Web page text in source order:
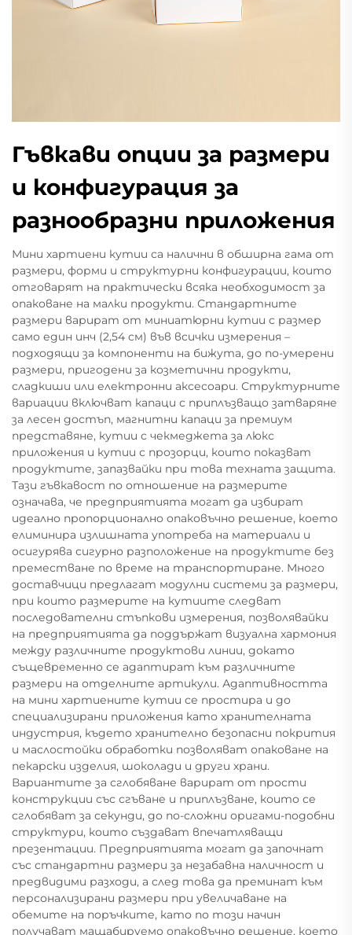
Гъвкави опции за размери
и конфигурация за
разнообразни приложения
Мини хартиени кутии са налични в обширна гама от
размери, форми и структурни конфигурации, които
отговарят на практически всяка необходимост за
опаковане на малки продукти. Стандартните
размери варират от миниатюрни кутии с размер
само един инч (2,54 см) във всички измерения –
подходящи за компоненти на бижута, до по-умерени
размери, пригодени за козметични продукти,
сладкиши или електронни аксесоари. Структурните
вариации включват капаци с приплъзващо затваряне
за лесен достъп, магнитни капаци за премиум
представяне, кутии с чекмеджета за люкс
приложения и кутии с прозорци, които показват
продуктите, запазвайки при това техната защита.
Тази гъвкавост по отношение на размерите
означава, че предприятията могат да избират
идеално пропорционално опаковъчно решение, което
елиминира излишната употреба на материали и
осигурява сигурно разположение на продуктите без
преместване по време на транспортиране. Много
доставчици предлагат модулни системи за размери,
при които размерите на кутиите следват
последователни стъпкови измерения, позволявайки
на предприятията да поддържат визуална хармония
между различните продуктови линии, докато
същевременно се адаптират към различните
размери на отделните артикули. Адаптивността
на мини хартиените кутии се простира и до
специализирани приложения като хранителната
индустрия, където хранително безопасни покрития
и маслостойки обработки позволяват опаковане на
пекарски изделия, шоколади и други храни.
Вариантите за сглобяване варират от прости
конструкции със сгъване и приплъзване, които се
сглобяват за секунди, до по-сложни оригами-подобни
структури, които създават впечатляващи
презентации. Предприятията могат да започнат
със стандартни размери за незабавна наличност и
предвидими разходи, а след това да преминат към
персонализирани размери при увеличаване на
обемите на поръчките, като по този начин
получават мащабируемо опаковъчно решение, което